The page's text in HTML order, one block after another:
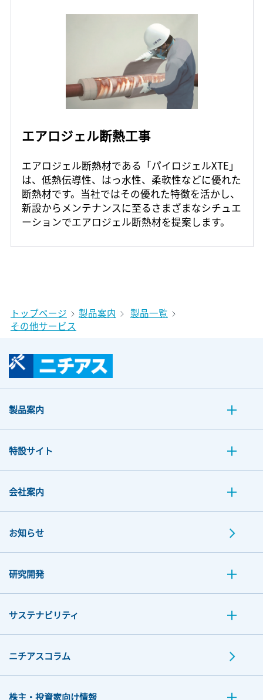
エアロジェル断熱工事
エアロジェル断熱材である「パイロジェルXTE」
は、低熱伝導性、はっ水性、柔軟性などに優れた
断熱材です。当社ではその優れた特徴を活かし、
新設からメンテナンスに至るさまざまなシチュエ
ーションでエアロジェル断熱材を提案します。
トップページ 製品案内
製品一覧
その他サービス
製品案内
特設サイト
会社案内
お知らせ
研究開発
サステナビリティ
ニチアスコラム
株主・投資家向け情報